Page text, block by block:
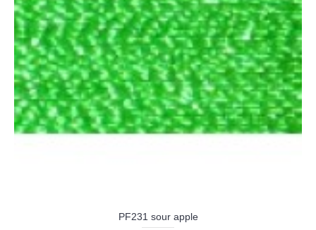
PF231 sour apple